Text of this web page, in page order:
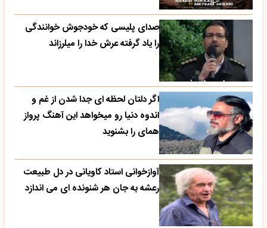
صدای پلیسی که خودجوش خوانندگی
را یاد گرفته عرش خدا را میلرزاند
اگر دلتان لحظه ای جدا شدن از غم و
اندوه دنیا رو میخواهد این آهنگ پرواز
همای را بشنوید
آوازخوانی استاد کاویانی در دل طبیعت
رعشه به جان هر شنونده ای می اندازد